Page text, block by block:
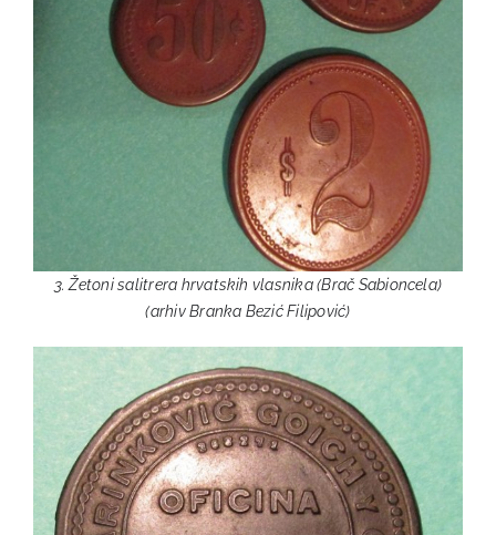
3. Žetoni salitrera hrvatskih vlasnika (Brač Sabioncela)
(arhiv Branka Bezić Filipović)